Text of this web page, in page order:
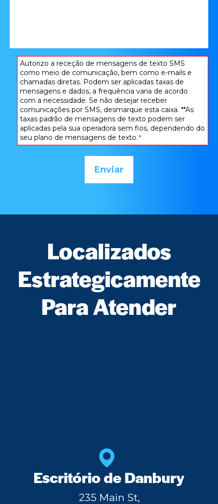
Consentimento
Autorizo ​​a receção de mensagens de texto SMS
como meio de comunicação, bem como e-mails e
chamadas diretas. Podem ser aplicadas taxas de
mensagens e dados, a frequência varia de acordo
com a necessidade. Se não desejar receber
comunicações por SMS, desmarque esta caixa. **As
taxas padrão de mensagens de texto podem ser
aplicadas pela sua operadora sem fios, dependendo do
seu plano de mensagens de texto.*
Localizados
Estrategicamente
Para Atender
Escritório de Danbury
235 Main St,